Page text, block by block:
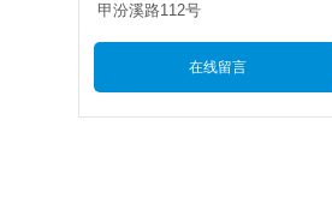
甲汾溪路112号
在线留言